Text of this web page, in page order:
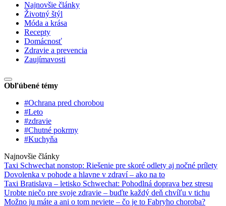
Najnovšie články
Životný štýl
Móda a krása
Recepty
Domácnosť
Zdravie a prevencia
Zaujímavosti
Obľúbené témy
#Ochrana pred chorobou
#Leto
#zdravie
#Chutné pokrmy
#Kuchyňa
Najnovšie články
Taxi Schwechat nonstop: Riešenie pre skoré odlety aj nočné prílety
Dovolenka v pohode a hlavne v zdraví – ako na to
Taxi Bratislava – letisko Schwechat: Pohodlná doprava bez stresu
Urobte niečo pre svoje zdravie – buďte každý deň chvíľu v tichu
Možno ju máte a ani o tom neviete – čo je to Fabryho choroba?